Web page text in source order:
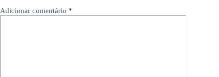
Adicionar comentário *